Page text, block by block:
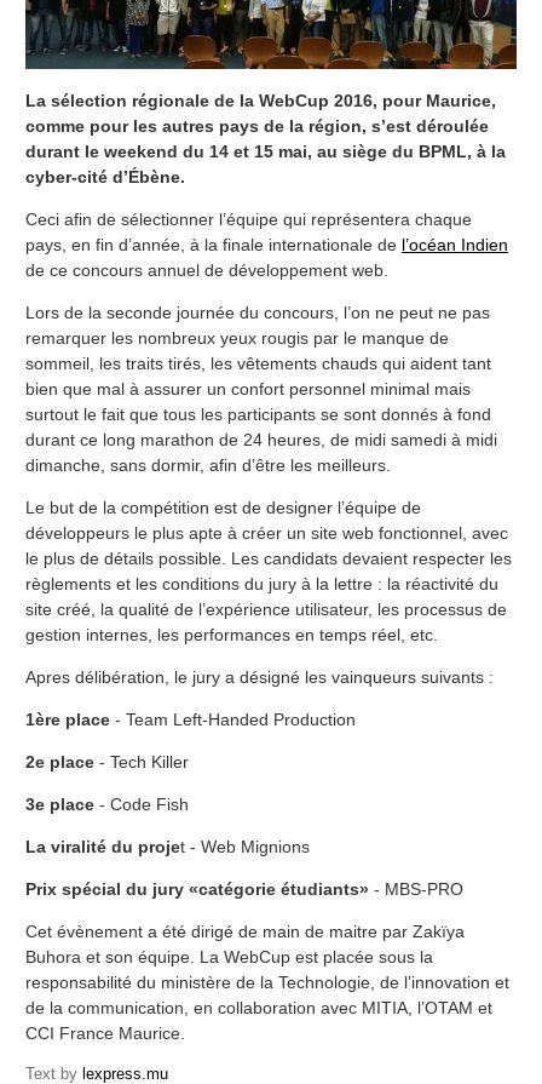
La sélection régionale de la WebCup 2016, pour Maurice,
comme pour les autres pays de la région, s’est déroulée
durant le weekend du 14 et 15 mai, au siège du BPML, à la
cyber-cité d’Ébène.
Ceci afin de sélectionner l’équipe qui représentera chaque
pays, en fin d’année, à la finale internationale de l’océan Indien
de ce concours annuel de développement web.
Lors de la seconde journée du concours, l’on ne peut ne pas
remarquer les nombreux yeux rougis par le manque de
sommeil, les traits tirés, les vêtements chauds qui aident tant
bien que mal à assurer un confort personnel minimal mais
surtout le fait que tous les participants se sont donnés à fond
durant ce long marathon de 24 heures, de midi samedi à midi
dimanche, sans dormir, afin d’être les meilleurs.
Le but de la compétition est de designer l’équipe de
développeurs le plus apte à créer un site web fonctionnel, avec
le plus de détails possible. Les candidats devaient respecter les
règlements et les conditions du jury à la lettre : la réactivité du
site créé, la qualité de l’expérience utilisateur, les processus de
gestion internes, les performances en temps réel, etc.
Apres délibération, le jury a désigné les vainqueurs suivants :
1ère place - Team Left-Handed Production
2e place - Tech Killer
3e place - Code Fish
La viralité du projet - Web Mignions
Prix spécial du jury «catégorie étudiants» - MBS-PRO
Cet évènement a été dirigé de main de maitre par Zakïya
Buhora et son équipe. La WebCup est placée sous la
responsabilité du ministère de la Technologie, de l’innovation et
de la communication, en collaboration avec MITIA, l’OTAM et
CCI France Maurice.
Text by lexpress.mu